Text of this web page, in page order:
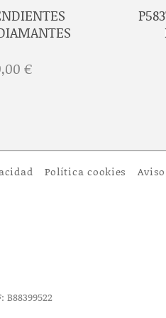
€
Política cookies
B88399522